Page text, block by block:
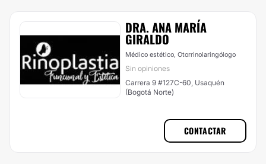
DRA. ANA MARÍA
GIRALDO
Médico estético, Otorrinolaringólogo
Sin opiniones
Carrera 9 #127C-60, Usaquén
(Bogotá Norte)
CONTACTAR